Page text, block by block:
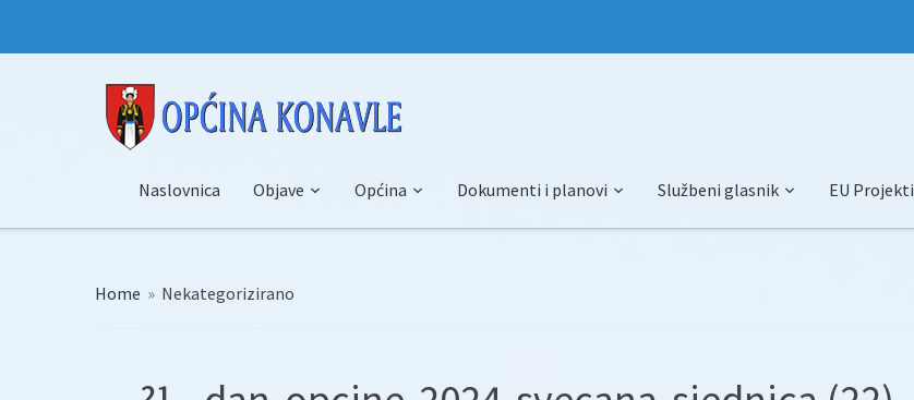
Naslovnica Objave Općina Dokumenti i planovi Službeni glasnik EU Projekti
Home » Nekategorizirano